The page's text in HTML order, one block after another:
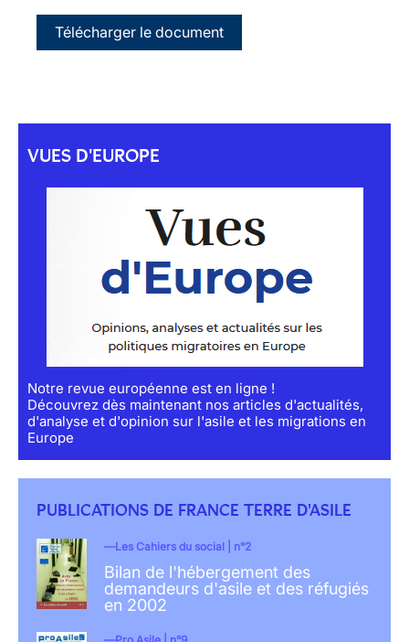
Télécharger le document
VUES D'EUROPE
Notre revue européenne est en ligne !
Découvrez dès maintenant nos articles d'actualités,
d'analyse et d'opinion sur l'asile et les migrations en
Europe
PUBLICATIONS DE FRANCE TERRE D'ASILE
Les Cahiers du social | n°2
Bilan de l'hébergement des
demandeurs d'asile et des réfugiés
en 2002